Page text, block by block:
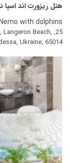
هتل ریزورت اند
with dolphins
Langeron Beach,
Ukraine, 65014